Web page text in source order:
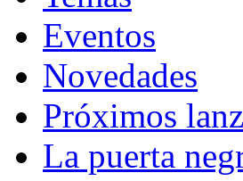
Eventos
Novedades
Próximos
La puerta